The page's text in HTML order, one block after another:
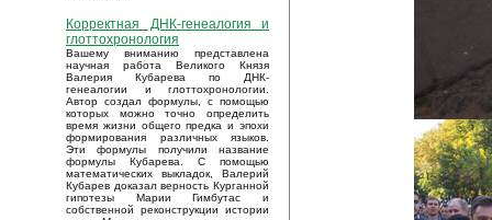
Корректная ДНК-генеалогия и
глоттохронология
Вашему вниманию представлена
научная работа Великого Князя
Валерия Кубарева по ДНК-
генеалогии и глоттохронологии.
Автор создал формулы, с помощью
которых можно точно определить
время жизни общего предка и эпохи
формирования различных языков.
Эти формулы получили название
формулы Кубарева. С помощью
математических выкладок, Валерий
Кубарев доказал верность Курганной
гипотезы Марии Гимбутас и
собственной реконструкции истории